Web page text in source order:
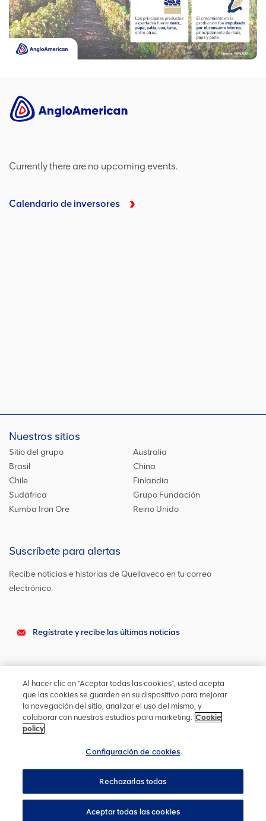
Currently there are no upcoming events.
Calendario de inversores
Nuestros sitios
Sitio del grupo
Australia
Brasil
China
Chile
Finlandia
Sudáfrica
Grupo Fundación
Kumba Iron Ore
Reino Unido
Suscríbete para alertas
Recibe noticias e historias de Quellaveco en tu correo
electrónico.
Regístrate y recibe las últimas noticias
Sigue en contacto
Actualízate en las redes sociales o contáctanos para cualquier
otra información
Mapa del sitio Cookies
Configuración de cookies
Accesibilidad
Términos y condiciones
Beneficiarios finales
YourVoice
Regístrese para alertas
Al hacer clic en “Aceptar todas las cookies”, usted acepta
que las cookies se guarden en su dispositivo para mejorar
la navegación del sitio, analizar el uso del mismo, y
colaborar con nuestros estudios para marketing. Cookie
policy
Configuración de cookies
Rechazarlas todas
Aceptar todas las cookies